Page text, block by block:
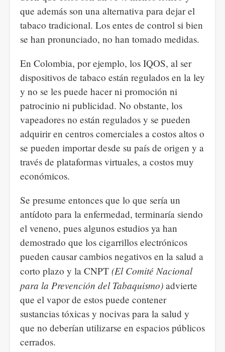
que además son una alternativa para dejar el
tabaco tradicional. Los entes de control si bien
se han pronunciado, no han tomado medidas.
En Colombia, por ejemplo, los IQOS, al ser
dispositivos de tabaco están regulados en la ley
y no se les puede hacer ni promoción ni
patrocinio ni publicidad. No obstante, los
vapeadores no están regulados y se pueden
adquirir en centros comerciales a costos altos o
se pueden importar desde su país de origen y a
través de plataformas virtuales, a costos muy
económicos.
Se presume entonces que lo que sería un
antídoto para la enfermedad, terminaría siendo
el veneno, pues algunos estudios ya han
demostrado que los cigarrillos electrónicos
pueden causar cambios negativos en la salud a
corto plazo y la CNPT (El Comité Nacional
para la Prevención del Tabaquismo) advierte
que el vapor de estos puede contener
sustancias tóxicas y nocivas para la salud y
que no deberían utilizarse en espacios públicos
cerrados.